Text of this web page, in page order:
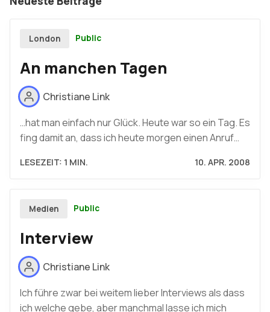
London Public
An manchen Tagen
Christiane Link
…hat man einfach nur Glück. Heute war so ein Tag. Es
fing damit an, dass ich heute morgen einen Anruf…
LESEZEIT: 1 MIN. 10. APR. 2008
Medien Public
Interview
Christiane Link
Ich führe zwar bei weitem lieber Interviews als dass
ich welche gebe, aber manchmal lasse ich mich